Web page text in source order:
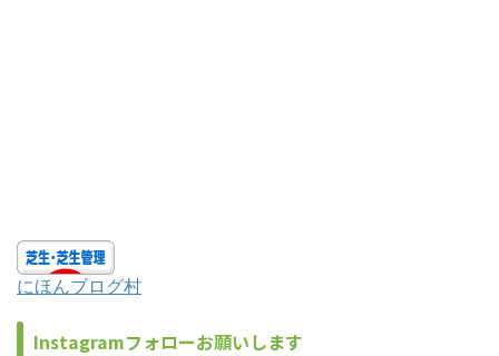
にほんブログ村
Instagramフォローお願いします